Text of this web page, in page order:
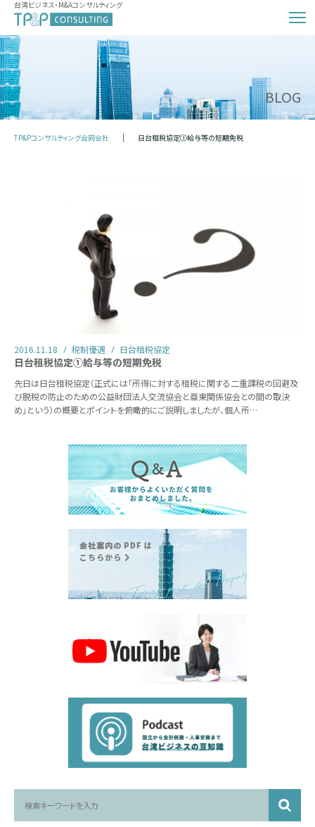
台湾ビジネス・M&Aコンサルティング
BLOG
TP&Pコンサルティング合同会社 日台租税協定①給与等の短期免税
2016.11.18 税制優遇 日台租税協定
日台租税協定①給与等の短期免税
先日は日台租税協定（正式には「所得に対する租税に関する二重課税の回避及
び脱税の防止のための公益財団法人交流協会と亜東関係協会との間の取決
め」という）の概要とポイントを俯瞰的にご説明しましたが、個人所…